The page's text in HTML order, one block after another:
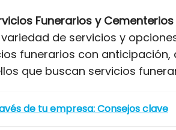
Funerarios y
de servicios y
funerarios con
que buscan servicios
de tu empresa: Consejos clave